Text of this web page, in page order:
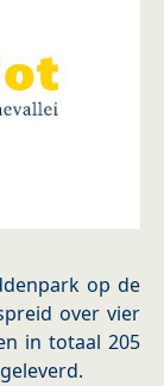
op de
over vier
in totaal 205